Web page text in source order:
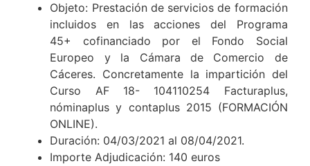
Objeto: Prestación de servicios de formación
incluidos en las acciones del Programa
45+ cofinanciado por el Fondo Social
Europeo y la Cámara de Comercio de
Cáceres. Concretamente la impartición del
Curso AF 18- 104110254 Facturaplus,
nóminaplus y contaplus 2015 (FORMACIÓN
ONLINE).
Duración: 04/03/2021 al 08/04/2021.
Importe Adjudicación: 140 euros